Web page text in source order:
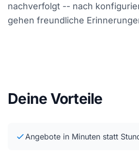
nachverfolgt -- nach
gehen freundliche
Deine Vorteile
Angebote in Minuten statt